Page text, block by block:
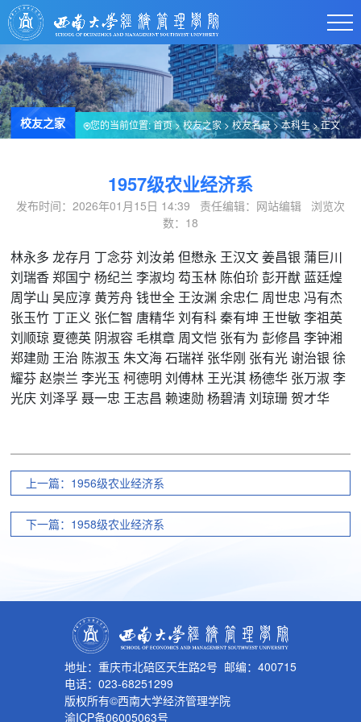
校友之家 您的当前位置:首页>校友之家>校友名录>本科生> 正文
1957级农业经济系
发布时间：2026年01月15日 14:39 责任编辑：网站编辑 浏览次
数： 18
林永多 龙存月 丁念芬 刘汝弟 但懋永 王汉文 姜昌银 蒲巨川
刘瑞香 郑国宁 杨纪兰 李淑均 芶玉林 陈伯玠 彭开猷 蓝廷煌
周学山 吴应淳 黄芳舟 钱世全 王汝渊 余忠仁 周世忠 冯有杰
张玉竹 丁正义 张仁智 唐精华 刘有科 秦有坤 王世敏 李祖英
刘顺琼 夏德英 阴淑容 毛棋章 周文恺 张有为 彭修昌 李钟湘
郑建勋 王治 陈淑玉 朱文海 石瑞祥 张华刚 张有光 谢治银 徐
耀芬 赵崇兰 李光玉 柯德明 刘傅林 王光淇 杨德华 张万淑 李
光庆 刘泽孚 聂一忠 王志昌 赖速勋 杨碧清 刘琼珊 贺才华
上一篇：1956级农业经济系
下一篇：1958级农业经济系
地址：重庆市北碚区天生路2号 邮编：400715
电话：023-68251299
版权所有©西南大学经济管理学院
渝ICP备06005063号